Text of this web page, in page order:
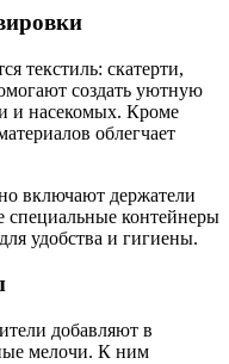
текстиль: скатерти,
создать уютную
и насекомых. Кроме
облегчает
включают держатели
специальные контейнеры
удобства и гигиены.
добавляют в
мелочи. К ним